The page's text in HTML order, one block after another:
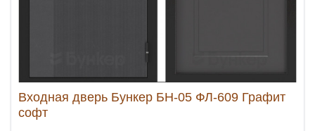
Входная дверь Бункер БН-05 ФЛ-609 Графит
софт